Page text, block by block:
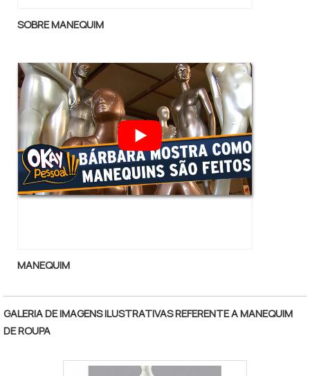
qualificados para o serviço, além de investir
despontado no segmento por toda
seriedade e qualidade, que garantem a
melhor experiência de todos os clientes.
Aproveite a visita para acessar o nosso site
e saber mais sobre a empresa, os serviços e
os produtos. Se preferir, entre em contato
com um dos nossos consultores e solicite
um orçamento!
SOBRE MANEQUIM
MANEQUIM
GALERIA DE IMAGENS ILUSTRATIVAS REFERENTE A MANEQUIM
DE ROUPA